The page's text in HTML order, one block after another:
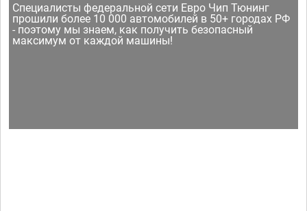
Специалисты федеральной сети Евро Чип Тюнинг
прошили более 10 000 автомобилей в 50+ городах РФ
- поэтому мы знаем, как получить безопасный
максимум от каждой машины!